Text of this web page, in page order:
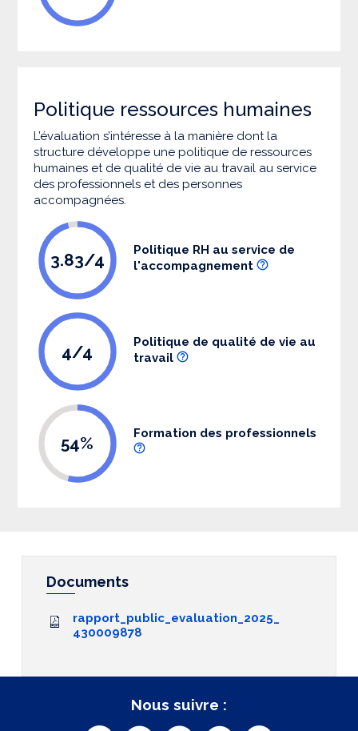
Politique ressources humaines
L’évaluation s’intéresse à la manière dont la
structure développe une politique de ressources
humaines et de qualité de vie au travail au service
des professionnels et des personnes
accompagnées.
3.83/4
Politique RH au service de
l'accompagnement
4/4
Politique de qualité de vie au
travail
54% Formation des professionnels
Documents
rapport_public_evaluation_2025_
430009878
Nous suivre :